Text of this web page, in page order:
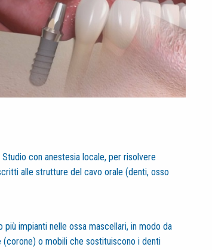
Studio con anestesia locale, per risolvere
alle strutture del cavo orale (denti, osso
impianti nelle ossa mascellari, in modo da
o mobili che sostituiscono i denti